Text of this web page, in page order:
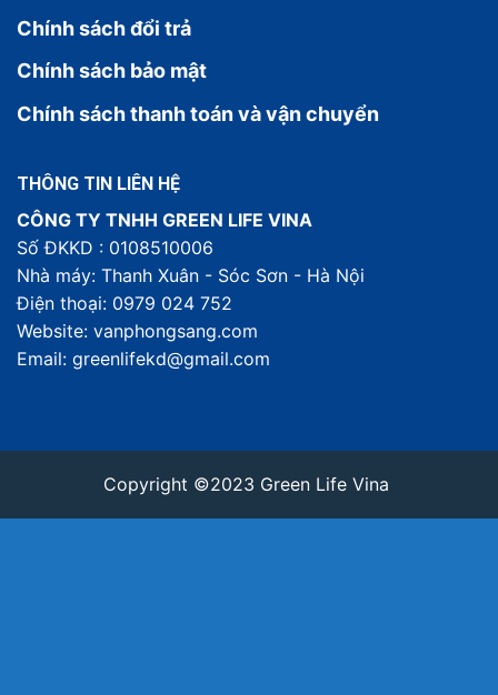
Chính sách đổi trả
Chính sách bảo mật
Chính sách thanh toán và vận chuyển
THÔNG TIN LIÊN HỆ
CÔNG TY TNHH GREEN LIFE VINA
Số ĐKKD : 0108510006
Nhà máy: Thanh Xuân - Sóc Sơn - Hà Nội
Điện thoại: 0979 024 752
Website: vanphongsang.com
Email: greenlifekd@gmail.com
Copyright ©2023 Green Life Vina